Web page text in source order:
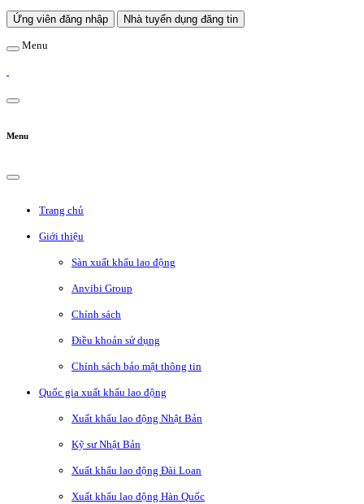
Ứng viên đăng nhập Nhà tuyển dụng đăng tin
Menu
Menu
Trang chủ
Giới thiệu
Sàn xuất khẩu lao động
Anvibi Group
Chính sách
Điều khoản sử dụng
Chính sách bảo mật thông tin
Quốc gia xuất khẩu lao động
Xuất khẩu lao động Nhật Bản
Kỹ sư Nhật Bản
Xuất khẩu lao động Đài Loan
Xuất khẩu lao động Hàn Quốc